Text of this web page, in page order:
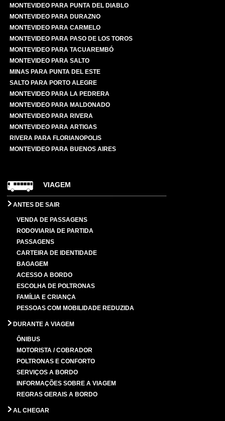
MONTEVIDEO PARA PUNTA DEL DIABLO
MONTEVIDEO PARA DURAZNO
MONTEVIDEO PARA CARMELO
MONTEVIDEO PARA PASO DE LOS TOROS
MONTEVIDEO PARA TACUAREMBÓ
MONTEVIDEO PARA SALTO
MINAS PARA PUNTA DEL ESTE
SALTO PARA PORTO ALEGRE
MONTEVIDEO PARA LA PEDRERA
MONTEVIDEO PARA MALDONADO
MONTEVIDEO PARA RIVERA
MONTEVIDEO PARA ARTIGAS
RIVERA PARA FLORIANOPOLIS
MONTEVIDEO PARA BUENOS AIRES
VIAGEM
ANTES DE SAIR
VENDA DE PASSAGENS
RODOVIARIA DE PARTIDA
PASSAGENS
CARTEIRA DE IDENTIDADE
BAGAGEM
ACESSO A BORDO
ESCOLHA DE POLTRONAS
FAMÍLIA E CRIANÇA
PESSOAS COM MOBILIDADE REDUZIDA
DURANTE A VIAGEM
ÔNIBUS
MOTORISTA / COBRADOR
POLTRONAS E CONFORTO
SERVIÇOS A BORDO
INFORMAÇÕES SOBRE A VIAGEM
REGRAS GERAIS A BORDO
AL CHEGAR